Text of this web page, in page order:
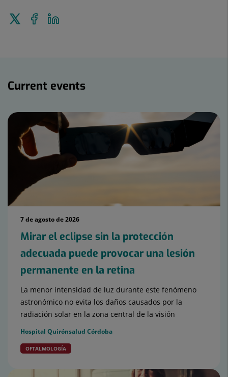
Tweet
this
Share
Current events
7 de agosto de 2026
Mirar el eclipse sin la protección
adecuada puede provocar una lesión
permanente en la retina
La menor intensidad de luz durante este fenómeno
astronómico no evita los daños causados por la
radiación solar en la zona central de la visión
Hospital Quirónsalud Córdoba
OFTALMOLOGÍA